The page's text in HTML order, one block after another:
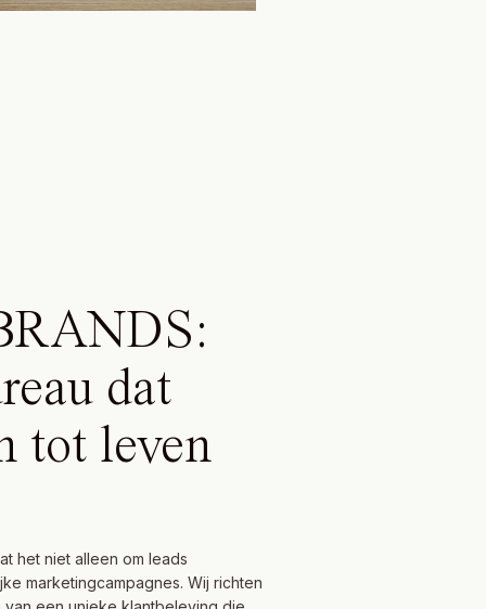
dat
tot leven
het niet alleen om leads
marketingcampagnes. Wij richten